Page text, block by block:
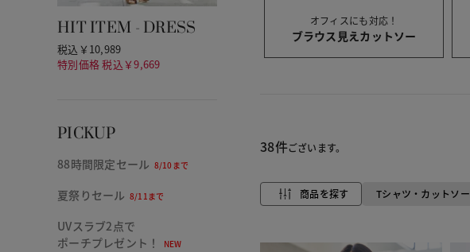
HIT ITEM - DRESS
税込￥10,989
特別価格 税込￥9,669
PICKUP
88時間限定セール 8/10まで
夏祭りセール 8/11まで
UVスラブ2点で
ポーチプレゼント！
NEW
オフィスにも対応！
ブラウス見えカットソー
38件ございます。
商品を探す Tシャツ・カットソー